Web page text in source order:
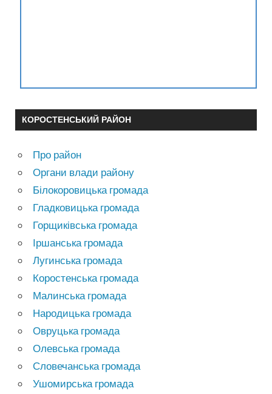
КОРОСТЕНСЬКИЙ РАЙОН
Про район
Органи влади району
Білокоровицька громада
Гладковицька громада
Горщиківська громада
Іршанська громада
Лугинська громада
Коростенська громада
Малинська громада
Народицька громада
Овруцька громада
Олевська громада
Словечанська громада
Ушомирська громада